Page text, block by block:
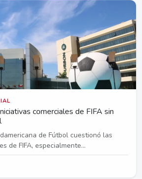
comerciales de FIFA sin
de Fútbol cuestionó las
de FIFA, especialmente...